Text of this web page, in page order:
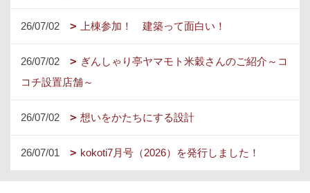
26/07/02 上棟参加！ 建築って面白い！
26/07/02
ぎんしゃり亭ヤマモト米穀さんのご紹介～コ
コチ設置店舗～
26/07/02 想いをかたちにする設計
26/07/01 kokoti7月号（2026）を発行しました！